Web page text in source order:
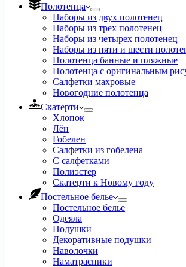
Полотенца
Наборы из двух полотенец
Наборы из трех полотенец
Наборы из четырех полотенец
Наборы из пяти и шести
Полотенца банные и пляжные
Полотенца с оригинальным
Салфетки махровые
Новогодние полотенца
Скатерти
Хлопок
Лён
Гобелен
Салфетки из гобелена
С салфетками
Полиэстер
Скатерти к Новому году
Постельное белье
Постельное белье
Одеяла
Подушки
Декоративные подушки
Наволочки
Наматрасники